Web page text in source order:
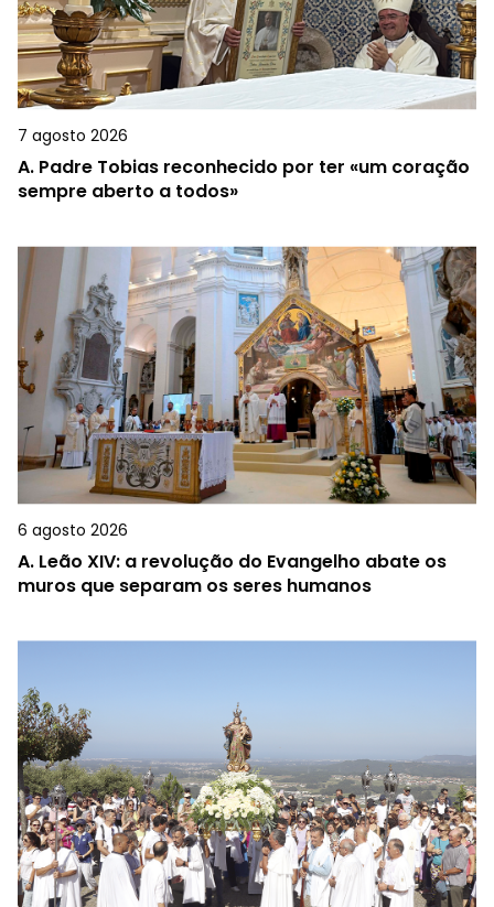
7 agosto 2026
A. Padre Tobias reconhecido por ter «um coração
sempre aberto a todos»
6 agosto 2026
A. Leão XIV: a revolução do Evangelho abate os
muros que separam os seres humanos